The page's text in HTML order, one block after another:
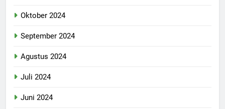
Oktober 2024
September 2024
Agustus 2024
Juli 2024
Juni 2024